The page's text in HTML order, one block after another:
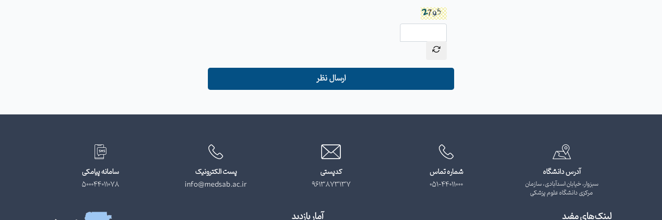
ارسال نظر
آدرس دانشگاه
سبزوار، خیابان اسدآبادی، سازمان
مرکزی دانشگاه علوم پزشکی
شماره تماس
051-44011000
کدپستی
9613873137
پست الکترونیک
info@medsab.ac.ir
سامانه پیامکی
500044011078
لینک‌های مفید آمار بازدید